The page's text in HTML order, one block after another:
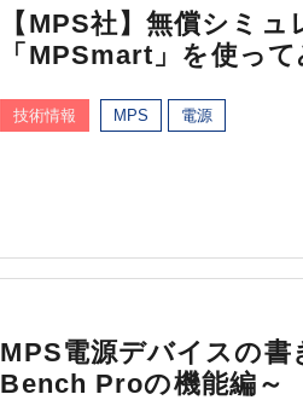
【MPS社】無償シミ
「MPSmart」を使って
技術情報 MPS 電源
MPS電源デバイスの
Bench Proの機能編～